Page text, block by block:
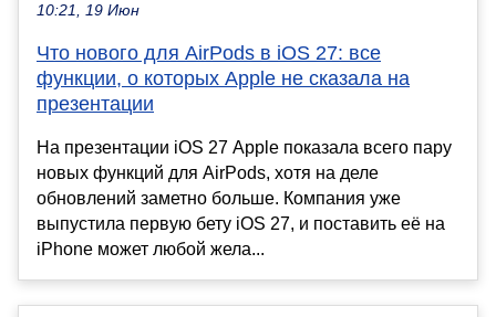
10:21, 19 Июн
Что нового для AirPods в iOS 27: все
функции, о которых Apple не сказала на
презентации
На презентации iOS 27 Apple показала всего пару
новых функций для AirPods, хотя на деле
обновлений заметно больше. Компания уже
выпустила первую бету iOS 27, и поставить её на
iPhone может любой жела...